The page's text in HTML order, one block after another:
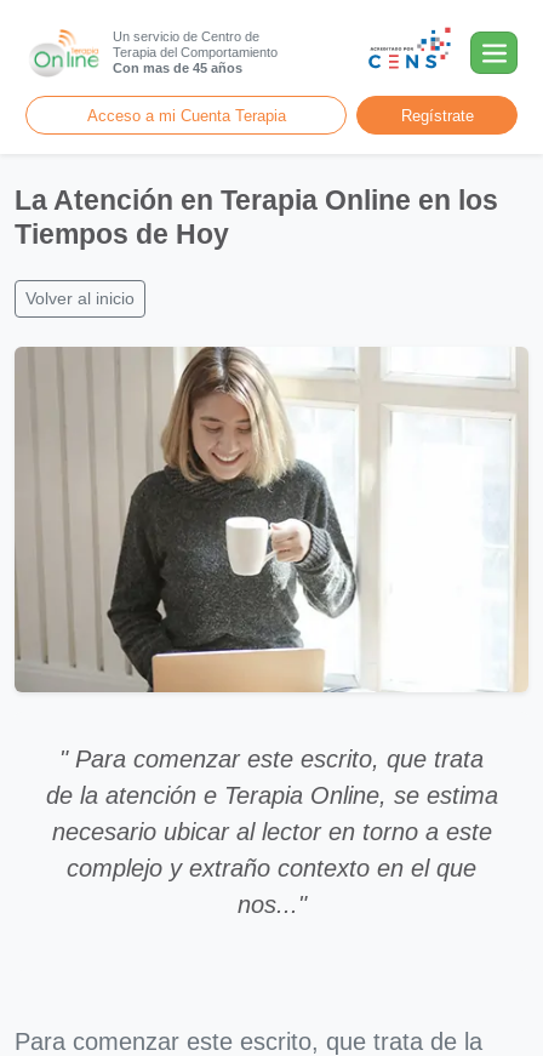
Un servicio de Centro de
Terapia del Comportamiento
Con mas de 45 años
Acceso a mi Cuenta Terapia Regístrate
La Atención en Terapia Online en los
Tiempos de Hoy
Volver al inicio
" Para comenzar este escrito, que trata
de la atención e Terapia Online, se estima
necesario ubicar al lector en torno a este
complejo y extraño contexto en el que
nos..."
Para comenzar este escrito, que trata de la